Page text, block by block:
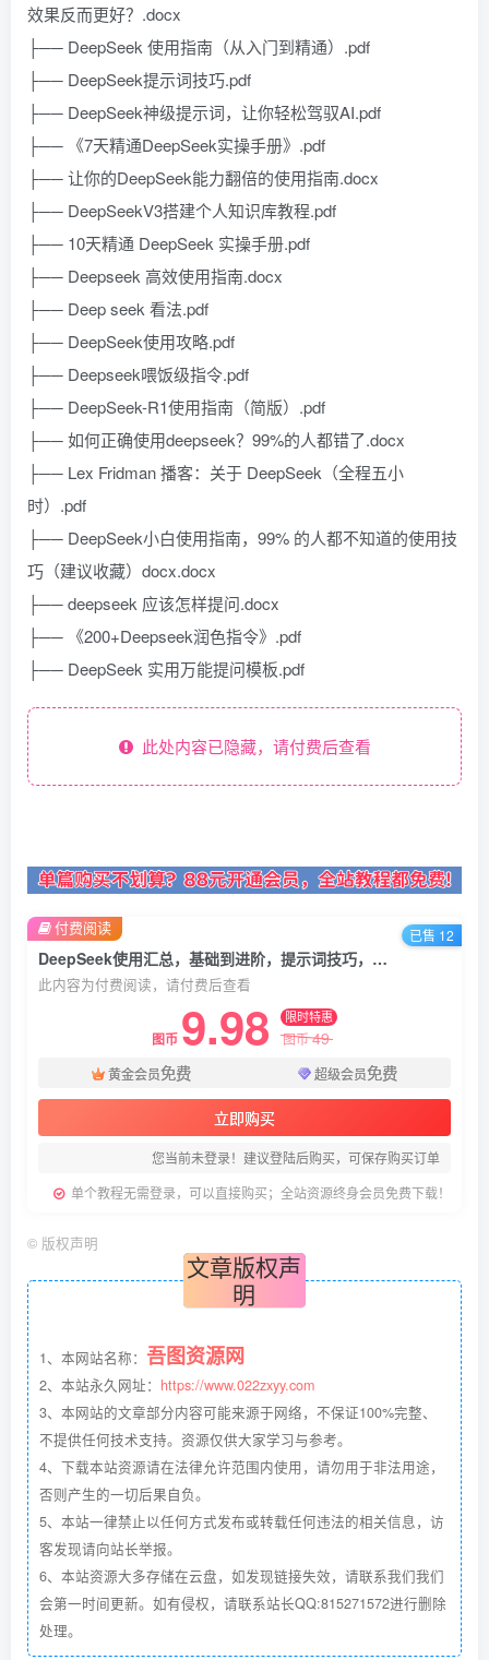
效果反而更好？.docx
├── DeepSeek 使用指南（从入门到精通）.pdf
├── DeepSeek提示词技巧.pdf
├── DeepSeek神级提示词，让你轻松驾驭AI.pdf
├── 《7天精通DeepSeek实操手册》.pdf
├── 让你的DeepSeek能力翻倍的使用指南.docx
├── DeepSeekV3搭建个人知识库教程.pdf
├── 10天精通 DeepSeek 实操手册.pdf
├── Deepseek 高效使用指南.docx
├── Deep seek 看法.pdf
├── DeepSeek使用攻略.pdf
├── Deepseek喂饭级指令.pdf
├── DeepSeek-R1使用指南（简版）.pdf
├── 如何正确使用deepseek？99%的人都错了.docx
├── Lex Fridman 播客：关于 DeepSeek（全程五小
时）.pdf
├── DeepSeek小白使用指南，99% 的人都不知道的使用技
巧（建议收藏）docx.docx
├── deepseek 应该怎样提问.docx
├── 《200+Deepseek润色指令》.pdf
├── DeepSeek 实用万能提问模板.pdf
此处内容已隐藏，请付费后查看
DeepSeek使用汇总，基础到进阶，提示词技巧，掌握AI工具 提升工作效率
此内容为付费阅读，请付费后查看
图币 9.98 限时特惠
图币49
黄金会员免费 超级会员免费
立即购买
您当前未登录！建议登陆后购买，可保存购买订单
单个教程无需登录，可以直接购买；全站资源终身会员免费下载！
付费阅读 已售 12
© 版权声明
文章版权声
明
1、本网站名称： 吾图资源网
2、本站永久网址： https://www.022zxyy.com
3、本网站的文章部分内容可能来源于网络，不保证100%完整、
不提供任何技术支持。资源仅供大家学习与参考。
4、下载本站资源请在法律允许范围内使用，请勿用于非法用途，
否则产生的一切后果自负。
5、本站一律禁止以任何方式发布或转载任何违法的相关信息，访
客发现请向站长举报。
6、本站资源大多存储在云盘，如发现链接失效，请联系我们我们
会第一时间更新。如有侵权，请联系站长QQ:815271572进行删除
处理。